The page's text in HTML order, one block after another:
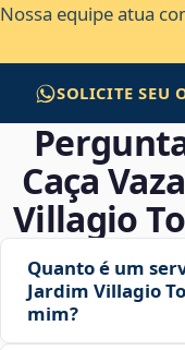
Nossa equipe atua
SOLICITE SEU
Caça
Villagio
Quanto é um
Jardim Villagio
mim?